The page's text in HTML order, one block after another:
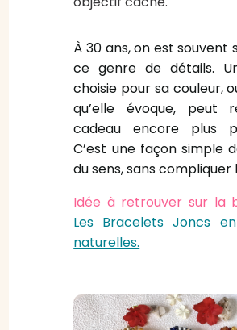
À 30 ans, on est souvent
ce genre de détails.
choisie pour sa couleur,
qu’elle évoque, peut
cadeau encore plus
C’est une façon simple
du sens, sans compliquer
Idée à retrouver sur la
Les Bracelets Joncs
naturelles.